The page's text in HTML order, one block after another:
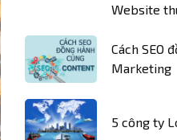
Website
Cách SEO
Marketing
5 công ty